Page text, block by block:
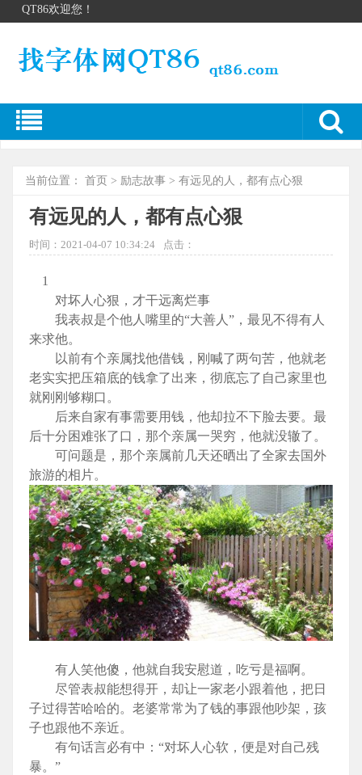
QT86欢迎您！
当前位置： 首页 > 励志故事 > 有远见的人，都有点心狠
有远见的人，都有点心狠
时间：2021-04-07 10:34:24 点击：
1
对坏人心狠，才干远离烂事
我表叔是个他人嘴里的“大善人”，最见不得有人
来求他。
以前有个亲属找他借钱，刚喊了两句苦，他就老
老实实把压箱底的钱拿了出来，彻底忘了自己家里也
就刚刚够糊口。
后来自家有事需要用钱，他却拉不下脸去要。最
后十分困难张了口，那个亲属一哭穷，他就没辙了。
可问题是，那个亲属前几天还晒出了全家去国外
旅游的相片。
有人笑他傻，他就自我安慰道，吃亏是福啊。
尽管表叔能想得开，却让一家老小跟着他，把日
子过得苦哈哈的。老婆常常为了钱的事跟他吵架，孩
子也跟他不亲近。
有句话言必有中：“对坏人心软，便是对自己残
暴。”